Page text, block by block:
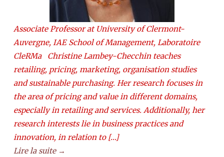
Associate Professor at University of Clermont-
Auvergne, IAE School of Management, Laboratoire
CleRMa Christine Lambey-Checchin teaches
retailing, pricing, marketing, organisation studies
and sustainable purchasing. Her research focuses in
the area of pricing and value in different domains,
especially in retailing and services. Additionally, her
research interests lie in business practices and
innovation, in relation to […]
Lire la suite →